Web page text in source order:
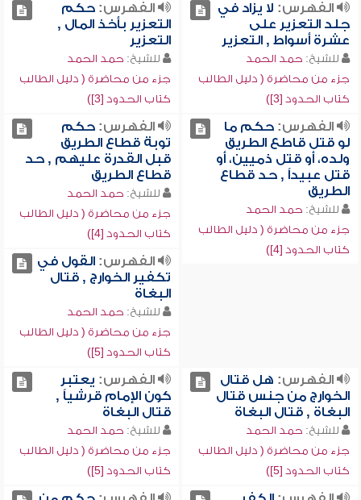
الفهرس: لا يزاد في
جلد التعزير على
عشرة أسواط , التعزير
للشيخ: حمد الحمد
جزء من محاضرة ( دليل الطالب
كتاب الحدود [3])
الفهرس:حكم
التعزير بأخذ المال ,
التعزير
للشيخ: حمد الحمد
جزء من محاضرة ( دليل الطالب
كتاب الحدود [3])
الفهرس:حكم ما
لو قتل قاطع الطريق
ولده، أو قتل ذميين، أو
قتل عبيداً , حد قطاع
الطريق
للشيخ: حمد الحمد
جزء من محاضرة ( دليل الطالب
كتاب الحدود [4])
الفهرس:حكم
توبة قطاع الطريق
قبل القدرة عليهم , حد
قطاع الطريق
للشيخ: حمد الحمد
جزء من محاضرة ( دليل الطالب
كتاب الحدود [4])
الفهرس:القول في
تكفير الخوارج , قتال
البغاة
للشيخ: حمد الحمد
جزء من محاضرة ( دليل الطالب
كتاب الحدود [5])
الفهرس: هل قتال
الخوارج من جنس قتال
البغاة , قتال البغاة
للشيخ: حمد الحمد
جزء من محاضرة ( دليل الطالب
كتاب الحدود [5])
الفهرس: يعتبر
كون الإمام قرشياً ,
قتال البغاة
للشيخ: حمد الحمد
جزء من محاضرة ( دليل الطالب
كتاب الحدود [5])